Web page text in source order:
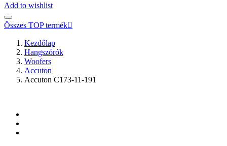
Add to wishlist
Összes TOP termék
Kezdőlap
Hangszórók
Woofers
Accuton
Accuton C173-11-191